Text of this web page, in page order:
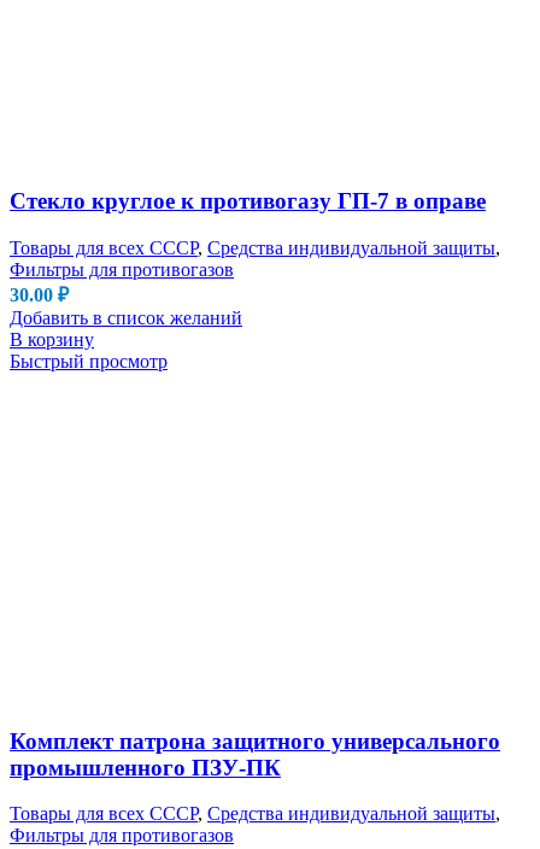
Стекло круглое к противогазу ГП-7 в оправе
Товары для всех СССР, Средства индивидуальной защиты,
Фильтры для противогазов
30.00 ₽
Добавить в список желаний
В корзину
Быстрый просмотр
Комплект патрона защитного универсального
промышленного ПЗУ-ПК
Товары для всех СССР, Средства индивидуальной защиты,
Фильтры для противогазов